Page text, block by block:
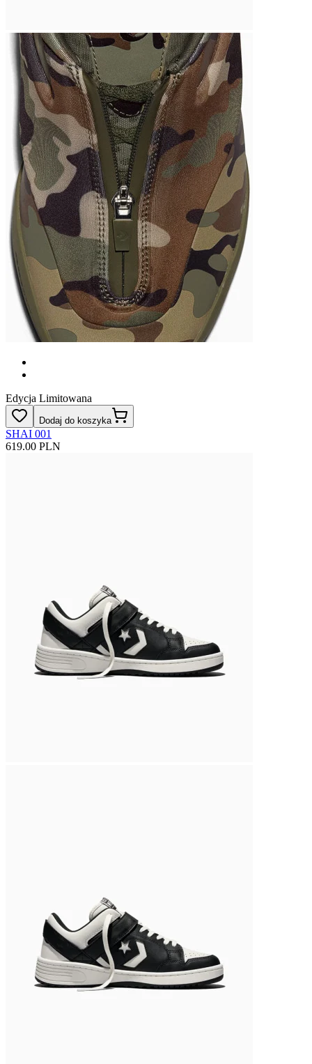
Edycja Limitowana
Dodaj do koszyka
SHAI 001
619.00 PLN